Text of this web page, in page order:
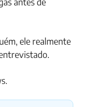
ele realmente